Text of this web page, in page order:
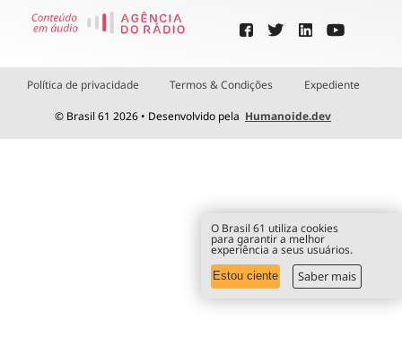
Política de privacidade Termos & Condições Expediente
© Brasil 61 2026 • Desenvolvido pela Humanoide.dev
O Brasil 61 utiliza cookies
para garantir a melhor
experiência a seus usuários.
Estou ciente Saber mais